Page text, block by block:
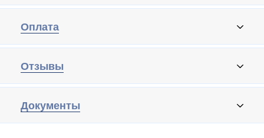
Оплата
Отзывы
Документы